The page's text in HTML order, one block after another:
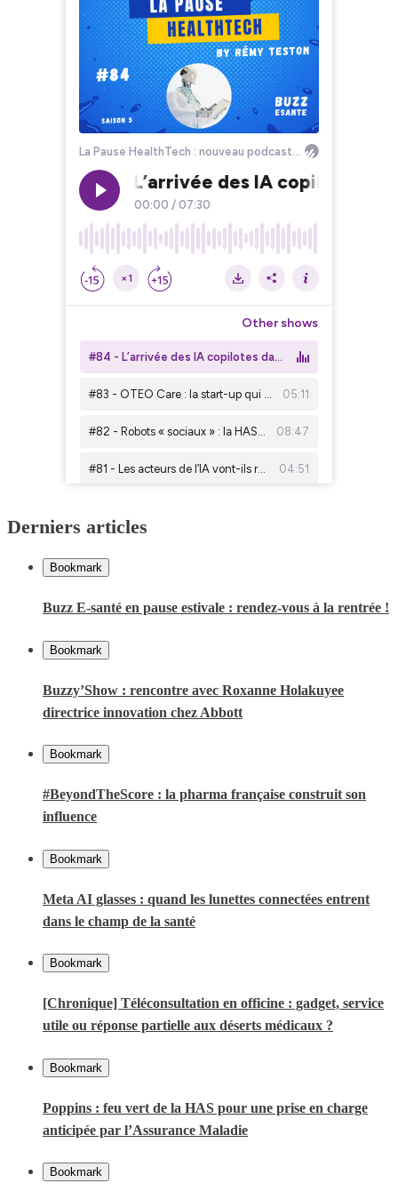
Derniers articles
Bookmark
Buzz E-santé en pause estivale : rendez-vous à la rentrée !
Bookmark
Buzzy’Show : rencontre avec Roxanne Holakuyee
directrice innovation chez Abbott
Bookmark
#BeyondTheScore : la pharma française construit son
influence
Bookmark
Meta AI glasses : quand les lunettes connectées entrent
dans le champ de la santé
Bookmark
[Chronique] Téléconsultation en officine : gadget, service
utile ou réponse partielle aux déserts médicaux ?
Bookmark
Poppins : feu vert de la HAS pour une prise en charge
anticipée par l’Assurance Maladie
Bookmark